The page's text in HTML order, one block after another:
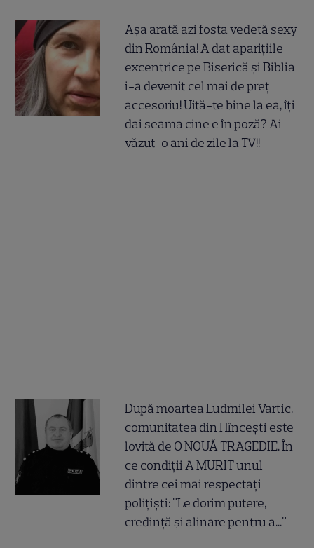
Așa arată azi fosta vedetă sexy
din România! A dat aparițiile
excentrice pe Biserică și Biblia
i-a devenit cel mai de preț
accesoriu! Uită-te bine la ea, îți
dai seama cine e în poză? Ai
văzut-o ani de zile la TV!!
După moartea Ludmilei Vartic,
comunitatea din Hîncești este
lovită de O NOUĂ TRAGEDIE. În
ce condiții A MURIT unul
dintre cei mai respectați
polițiști: "Le dorim putere,
credință și alinare pentru a..."